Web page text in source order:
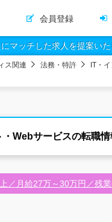
会員登録
マッチした求人を提案いた
ス関連 法務・特許 IT・
Webサービスの転職情
／月給27万～30万円／残